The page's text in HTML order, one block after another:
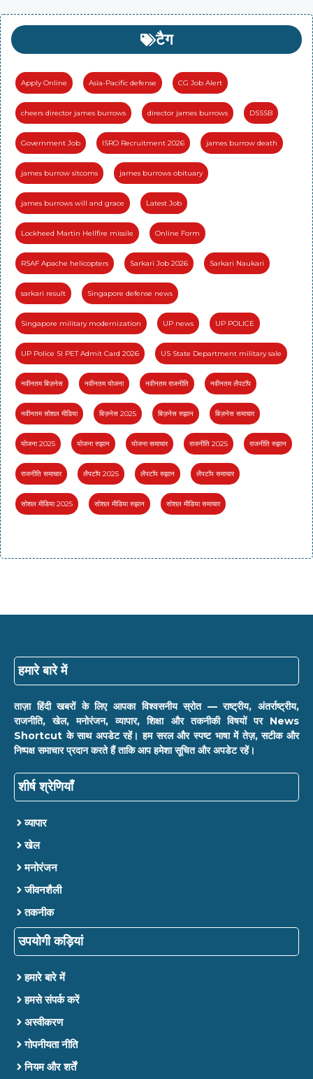
टैग
Apply Online Asia-Pacific defense CG Job Alert
cheers director james burrows director james burrows DSSSB
Government Job ISRO Recruitment 2026 james burrow death
james burrow sitcoms james burrows obituary
james burrows will and grace Latest Job
Lockheed Martin Hellfire missile Online Form
RSAF Apache helicopters Sarkari Job 2026 Sarkari Naukari
sarkari result Singapore defense news
Singapore military modernization UP news UP POLICE
UP Police SI PET Admit Card 2026 US State Department military sale
नवीनतम बिज़नेस नवीनतम योजना नवीनतम राजनीति नवीनतम लैपटॉप
नवीनतम सोशल मीडिया बिज़नेस 2025 बिज़नेस रुझान बिज़नेस समाचार
योजना 2025 योजना रुझान योजना समाचार राजनीति 2025 राजनीति रुझान
राजनीति समाचार लैपटॉप 2025 लैपटॉप रुझान लैपटॉप समाचार
सोशल मीडिया 2025 सोशल मीडिया रुझान सोशल मीडिया समाचार
हमारे बारे में
ताज़ा हिंदी खबरों के लिए आपका विश्वसनीय स्रोत — राष्ट्रीय, अंतर्राष्ट्रीय,
राजनीति, खेल, मनोरंजन, व्यापार, शिक्षा और तकनीकी विषयों पर News
Shortcut के साथ अपडेट रहें। हम सरल और स्पष्ट भाषा में तेज़, सटीक और
निष्पक्ष समाचार प्रदान करते हैं ताकि आप हमेशा सूचित और अपडेट रहें।
शीर्ष श्रेणियाँ
व्यापार
खेल
मनोरंजन
जीवनशैली
तकनीक
उपयोगी कड़ियां
हमारे बारे में
हमसे संपर्क करें
अस्वीकरण
गोपनीयता नीति
नियम और शर्तें